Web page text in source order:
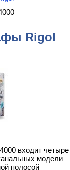
Rigol
входит четыре
модели
полосой